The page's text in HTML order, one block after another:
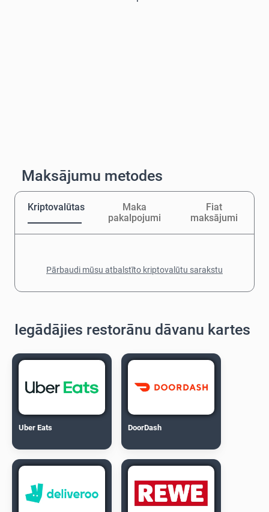
Maksājumu metodes
Kriptovalūtas
Maka
pakalpojumi
Fiat
maksājumi
Pārbaudi mūsu atbalstīto kriptovalūtu sarakstu
Iegādājies restorānu dāvanu kartes
Uber Eats DoorDash